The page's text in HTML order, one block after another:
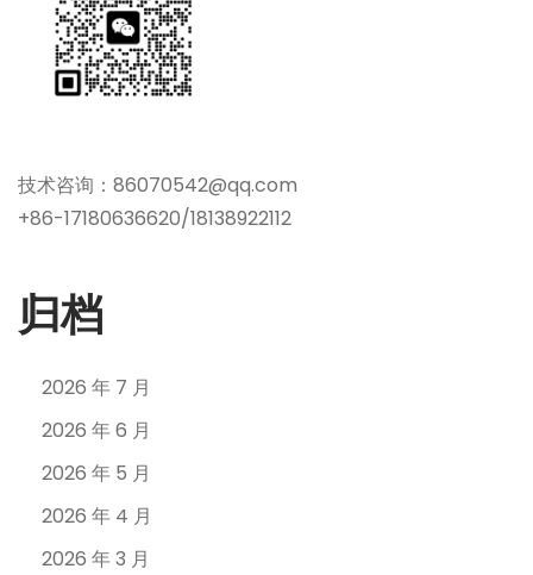
技术咨询：86070542@qq.com
+86-17180636620/18138922112
归档
2026 年 7 月
2026 年 6 月
2026 年 5 月
2026 年 4 月
2026 年 3 月